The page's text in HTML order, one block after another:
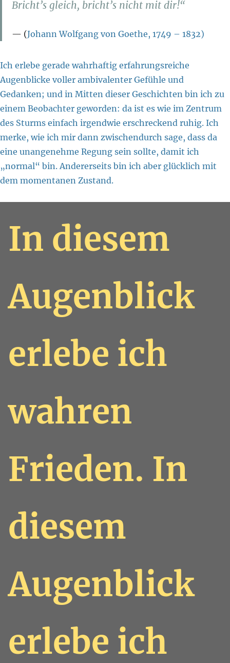
Bricht’s gleich, bricht’s nicht mit dir!“
(Johann Wolfgang von Goethe, 1749 – 1832)
Ich erlebe gerade wahrhaftig erfahrungsreiche
Augenblicke voller ambivalenter Gefühle und
Gedanken; und in Mitten dieser Geschichten bin ich zu
einem Beobachter geworden: da ist es wie im Zentrum
des Sturms einfach irgendwie erschreckend ruhig. Ich
merke, wie ich mir dann zwischendurch sage, dass da
eine unangenehme Regung sein sollte, damit ich
„normal“ bin. Andererseits bin ich aber glücklich mit
dem momentanen Zustand.
In diesem
Augenblick
erlebe ich
wahren
Frieden. In
diesem
Augenblick
erlebe ich